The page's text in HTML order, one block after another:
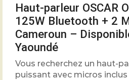
Haut-parleur OSCAR
125W Bluetooth + 2
Cameroun –
Yaoundé
Vous recherchez un haut-
puissant avec micros